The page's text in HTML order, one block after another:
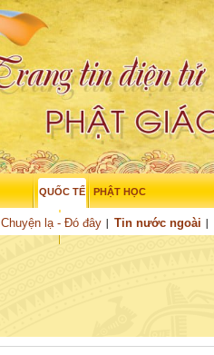
QUỐC TẾ
Chuyện lạ - Đó đây Tin nước ngoài
PHẬT HỌC
NGHIÊN CỨU